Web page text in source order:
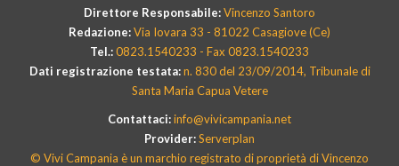
Direttore Responsabile:Vincenzo Santoro
Redazione:Via Iovara 33 - 81022 Casagiove (Ce)
Tel.:0823.1540233 - Fax 0823.1540233
Dati registrazione testata:n. 830 del 23/09/2014, Tribunale di
Santa Maria Capua Vetere
Contattaci:info@vivicampania.net
Provider:Serverplan
© Vivi Campania è un marchio registrato di proprietà di Vincenzo